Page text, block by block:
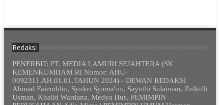
Redaksi
PENERBIT: PT. MEDIA LAMURI SEJAHTERA (SK
KEMENKUMHAM RI Nomor: AHU-
0092311.AH.01.01.TAHUN 2024) - DEWAN REDAKSI
Ahmad Faizuddin, Syukri Syama'un, Sayuthi Sulaiman, Zulkifli
Usman, Khalid Wardana, Medya Hus, PEMIMPIN